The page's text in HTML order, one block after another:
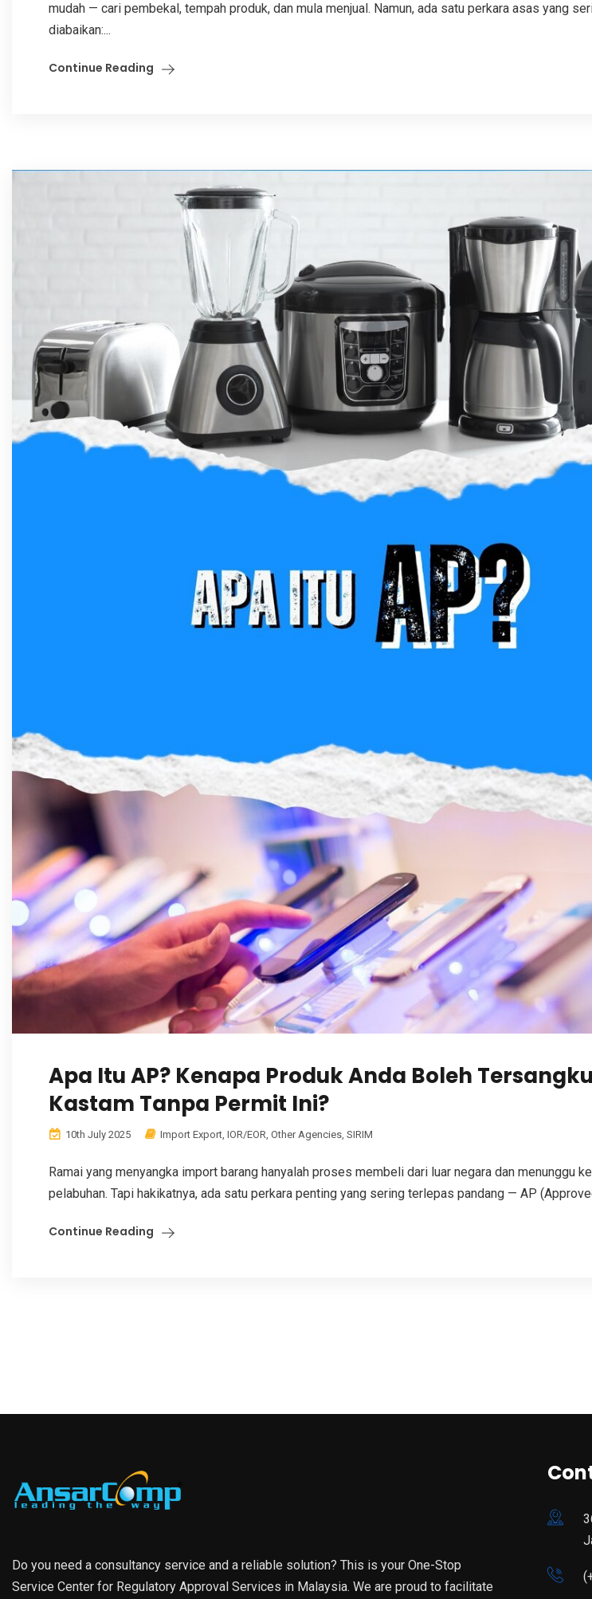
mudah — cari pembekal, tempah produk, dan mula menjual. Namun, ada satu perkara asas yang
diabaikan:...
Continue Reading
Apa Itu AP? Kenapa Produk Anda Boleh
Kastam Tanpa Permit Ini?
10th July 2025 Import Export IOR/EOR Other Agencies SIRIM
Ramai yang menyangka import barang hanyalah proses membeli dari luar negara dan menunggu
pelabuhan. Tapi hakikatnya, ada satu perkara penting yang sering terlepas pandang — AP
Continue Reading
Do you need a consultancy service and a reliable solution? This is your One-Stop
Service Center for Regulatory Approval Services in Malaysia. We are proud to facilitate